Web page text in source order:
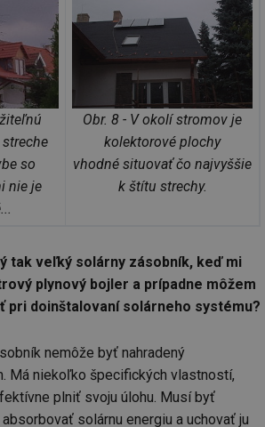
so
nie je
Obr. 8 - V okolí stromov je
kolektorové plochy
vhodné situovať čo najvyššie
k štítu strechy.
tak veľký solárny zásobník, keď mi
plynový bojler a prípadne môžem
pri doinštalovaní solárneho systému?
nemôže byť nahradený
Má niekoľko špecifických vlastností,
plniť svoju úlohu. Musí byť
solárnu energiu a uchovať ju